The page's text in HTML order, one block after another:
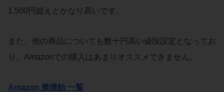
1,500円超えとかなり高いです。
また、他の商品についても数十円高い値段設定となってお
り、Amazonでの購入はあまりオススメできません。
Amazon 禁煙飴 一覧